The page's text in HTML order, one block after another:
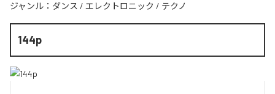
ジャンル： ダンス / エレクトロニック / テクノ
144p